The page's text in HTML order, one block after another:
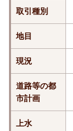
取引種別
地目
現況
道路等の都
市計画
上水